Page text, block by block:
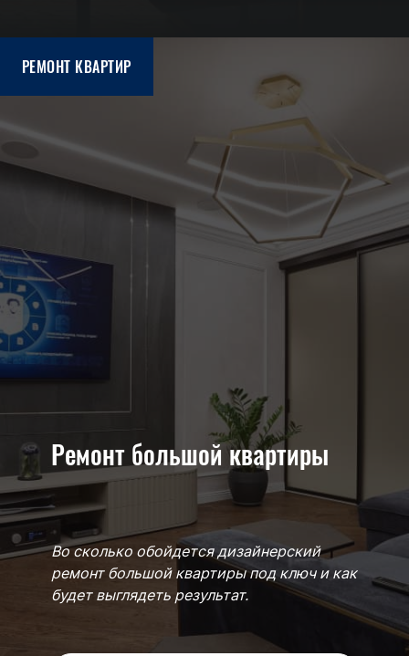
Ремонт большой квартиры
Во сколько обойдется дизайнерский
ремонт большой квартиры под ключ и как
будет выглядеть результат.
РЕМОНТ КВАРТИР